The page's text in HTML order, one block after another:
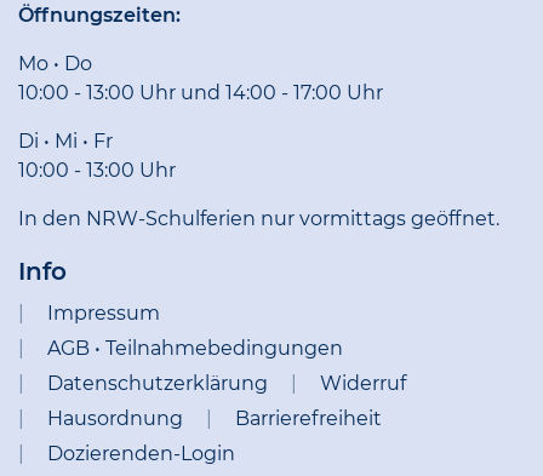
Öffnungszeiten:
Mo • Do
10:00 - 13:00 Uhr und 14:00 - 17:00 Uhr
Di • Mi • Fr
10:00 - 13:00 Uhr
In den NRW-Schulferien nur vormittags geöffnet.
Info
Impressum
AGB • Teilnahmebedingungen
Datenschutzerklärung
Widerruf
Hausordnung
Barrierefreiheit
Dozierenden-Login